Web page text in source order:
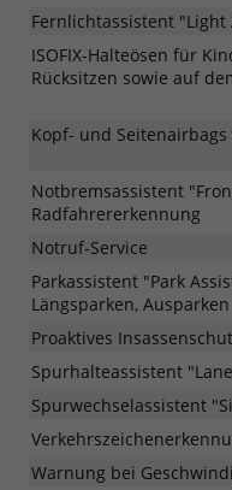
Fernlichtassistent "Light
ISOFIX-Halteösen für
Rücksitzen sowie auf
Kopf- und
Notbremsassistent
Radfahrererkennung
Notruf-Service
Parkassistent "Park
Längsparken, Ausparken
Proaktives
Spurhalteassistent
Spurwechselassistent
Warnung bei